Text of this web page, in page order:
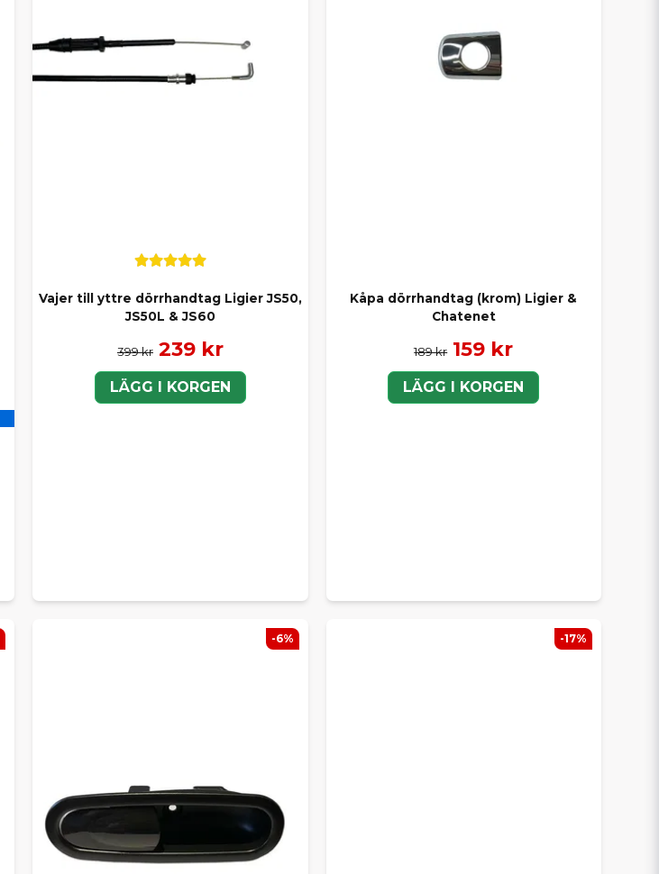
Vajer till yttre dörrhandtag Ligier JS50,
JS50L & JS60
399 kr 239 kr
LÄGG I KORGEN
Kåpa dörrhandtag (krom) Ligier &
Chatenet
189 kr 159 kr
LÄGG I KORGEN
-6% -17%